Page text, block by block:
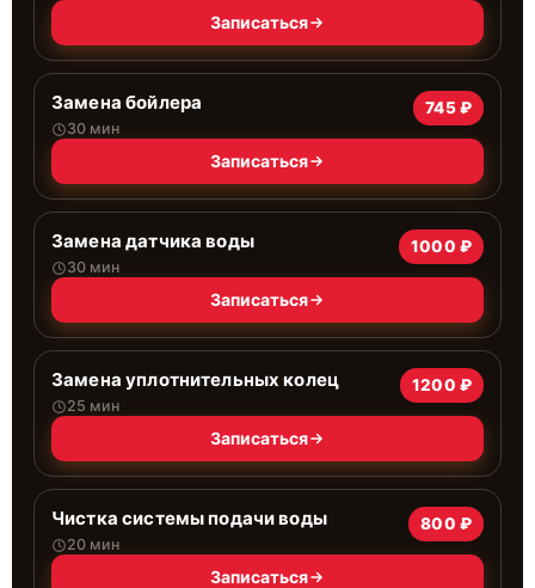
Записаться
Замена бойлера
30 мин
745 ₽
Записаться
Замена датчика воды
30 мин
1000 ₽
Записаться
Замена уплотнительных колец
25 мин
1200 ₽
Записаться
Чистка системы подачи воды
20 мин
800 ₽
Записаться